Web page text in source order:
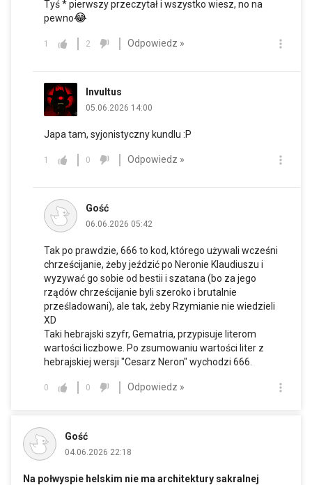
Tyś * pierwszy przeczytał i wszystko wiesz, no na
pewno😂
1 2 Odpowiedz »
Invultus
05.06.2026 14:00
Japa tam, syjonistyczny kundlu :P
1 0 Odpowiedz »
Gość
06.06.2026 05:42
Tak po prawdzie, 666 to kod, którego używali wcześni
chrześcijanie, żeby jeździć po Neronie Klaudiuszu i
wyzywać go sobie od bestii i szatana (bo za jego
rządów chrześcijanie byli szeroko i brutalnie
prześladowani), ale tak, żeby Rzymianie nie wiedzieli
XD
Taki hebrajski szyfr, Gematria, przypisuje literom
wartości liczbowe. Po zsumowaniu wartości liter z
hebrajskiej wersji "Cesarz Neron" wychodzi 666.
0 0 Odpowiedz »
Gość
04.06.2026 22:18
Na połwyspie helskim nie ma architektury sakralnej